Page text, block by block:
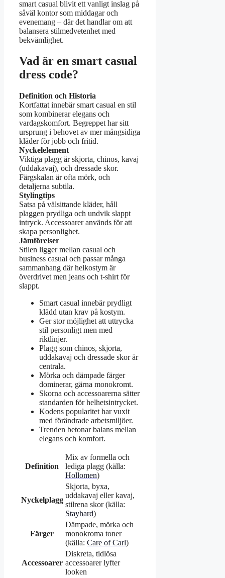
smart casual blivit ett vanligt inslag på
såväl kontor som middagar och
evenemang – där det handlar om att
balansera stilmedvetenhet med
bekvämlighet.
Vad är en smart casual
dress code?
Definition och Historia
Kortfattat innebär smart casual en stil
som kombinerar elegans och
vardagskomfort. Begreppet har sitt
ursprung i behovet av mer mångsidiga
kläder för jobb och fritid.
Nyckelelement
Viktiga plagg är skjorta, chinos, kavaj
(uddakavaj), och dressade skor.
Färgskalan är ofta mörk, och
detaljerna subtila.
Stylingtips
Satsa på välsittande kläder, håll
plaggen prydliga och undvik slappt
intryck. Accessoarer används för att
skapa personlighet.
Jämförelser
Stilen ligger mellan casual och
business casual och passar många
sammanhang där helkostym är
överdrivet men jeans och t-shirt för
slappt.
Smart casual innebär prydligt
klädd utan krav på kostym.
Ger stor möjlighet att uttrycka
stil personligt men med
riktlinjer.
Plagg som chinos, skjorta,
uddakavaj och dressade skor är
centrala.
Mörka och dämpade färger
dominerar, gärna monokromt.
Skorna och accessoarerna sätter
standarden för helhetsintrycket.
Kodens popularitet har vuxit
med förändrade arbetsmiljöer.
Trenden betonar balans mellan
elegans och komfort.
Definition
Mix av formella och
lediga plagg (källa:
Hollomen)
Nyckelplagg
Skjorta, byxa,
uddakavaj eller kavaj,
stilrena skor (källa:
Stayhard)
Färger
Dämpade, mörka och
monokroma toner
(källa: Care of Carl)
Accessoarer
Diskreta, tidlösa
accessoarer lyfter
looken